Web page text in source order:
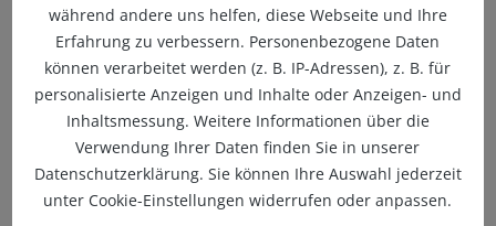
während andere uns helfen, diese Webseite und Ihre
Erfahrung zu verbessern. Personenbezogene Daten
können verarbeitet werden (z. B. IP-Adressen), z. B. für
personalisierte Anzeigen und Inhalte oder Anzeigen- und
Inhaltsmessung. Weitere Informationen über die
Verwendung Ihrer Daten finden Sie in unserer
Datenschutzerklärung. Sie können Ihre Auswahl jederzeit
unter Cookie-Einstellungen widerrufen oder anpassen.